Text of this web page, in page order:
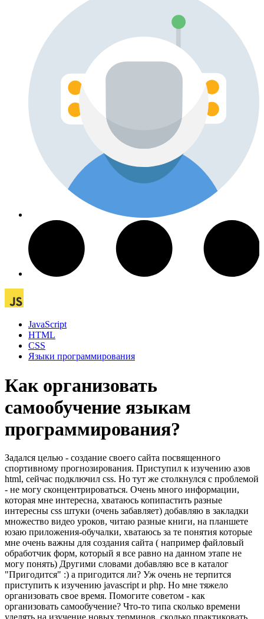
JavaScript
HTML
CSS
Языки программирования
Как организовать
самообучение языкам
программирования?
Задался целью - создание своего сайта посвященного
спортивному прогнозирования. Приступил к изучению азов
html, сейчас подключил css. Но тут же столкнулся с проблемой
- не могу сконцентрироваться. Очень много информации,
которая мне интересна, хватаюсь копипастить разные
интересны css штуки (очень забавляет) добавляю в закладки
множество видео уроков, читаю разные книги, на планшете
юзаю приложения-обучалки, хватаюсь за те понятия которые
мне очень важны для создания сайта ( например файловый
обработчик форм, который я все равно на данном этапе не
могу понять) Другими словами добавляю все в каталог
"Пригодится" :) а пригодится ли? Уж очень не терпится
приступить к изучению javascript и php. Но мне тяжело
организовать свое время. Помогите советом - как
организовать самообучение? Что-то типа сколько времени
уделять на изучение новых терминов, сколько практиковать